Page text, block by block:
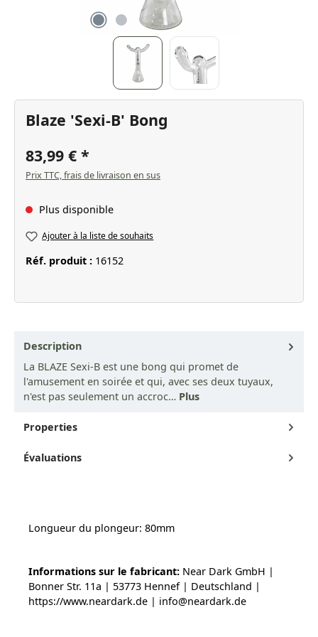
Blaze 'Sexi-B' Bong
83,99 €
Prix TTC, frais de livraison en sus
Plus disponible
Ajouter à la liste de souhaits
Réf. produit : 16152
Description
La BLAZE Sexi-B est une bong qui promet de
l'amusement en soirée et qui, avec ses deux tuyaux,
n'est pas seulement un accroc… Plus
Properties
Évaluations
Longueur du plongeur: 80mm
Informations sur le fabricant: Near Dark GmbH |
Bonner Str. 11a | 53773 Hennef | Deutschland |
https://www.neardark.de | info@neardark.de